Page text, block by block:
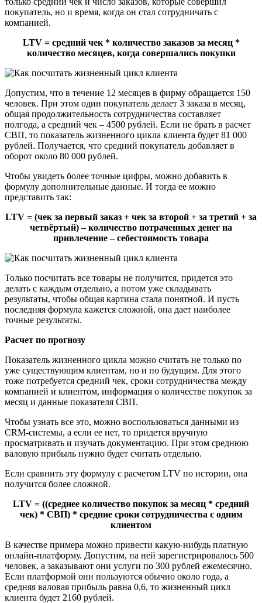
покупатель, но и время, когда он стал сотрудничать с
компанией.
LTV = средний чек * количество заказов за месяц *
количество месяцев, когда совершались покупки
Допустим, что в течение 12 месяцев в фирму обращается 150
человек. При этом один покупатель делает 3 заказа в месяц,
общая продолжительность сотрудничества составляет
полгода, а средний чек – 4500 рублей. Если не брать в расчет
СВП, то показатель жизненного цикла клиента будет 81 000
рублей. Получается, что средний покупатель добавляет в
оборот около 80 000 рублей.
Чтобы увидеть более точные цифры, можно добавить в
формулу дополнительные данные. И тогда ее можно
представить так:
LTV = (чек за первый заказ + чек за второй + за третий + за
четвёртый) – количество потраченных денег на
привлечение – себестоимость товара
Только посчитать все товары не получится, придется это
делать с каждым отдельно, а потом уже складывать
результаты, чтобы общая картина стала понятной. И пусть
последняя формула кажется сложной, она дает наиболее
точные результаты.
Расчет по прогнозу
Показатель жизненного цикла можно считать не только по
уже существующим клиентам, но и по будущим. Для этого
тоже потребуется средний чек, сроки сотрудничества между
компанией и клиентом, информация о количестве покупок за
месяц и данные показателя СВП.
Чтобы узнать все это, можно воспользоваться данными из
CRM-системы, а если ее нет, то придется вручную
просматривать и изучать документацию. При этом среднюю
валовую прибыль нужно будет считать отдельно.
Если сравнить эту формулу с расчетом LTV по истории, она
получится более сложной.
LTV = ((среднее количество покупок за месяц * средний
чек) * СВП) * средние сроки сотрудничества с одним
клиентом
В качестве примера можно привести какую-нибудь платную
онлайн-платформу. Допустим, на ней зарегистрировалось 500
человек, а заказывают они услуги по 300 рублей ежемесячно.
Если платформой они пользуются обычно около года, а
средняя валовая прибыль равна 0,6, то жизненный цикл
клиента будет 2160 рублей.